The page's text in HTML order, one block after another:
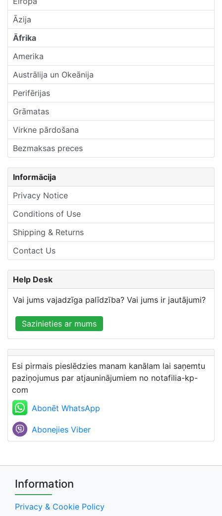
Āzija
Āfrika
Amerika
Austrālija un Okeānija
Perifērijas
Grāmatas
Virkne pārdošana
Bezmaksas preces
Informācija
Privacy Notice
Conditions of Use
Shipping & Returns
Contact Us
Help Desk
Vai jums vajadzīga palīdzība? Vai jums ir jautājumi?
Sazinieties ar mums
Esi pirmais pieslēdzies manam kanālam lai saņemtu
paziņojumus par atjauninājumiem no notafilia-kp-
com
Abonēt WhatsApp
Abonejies Viber
Information
Privacy & Cookie Policy